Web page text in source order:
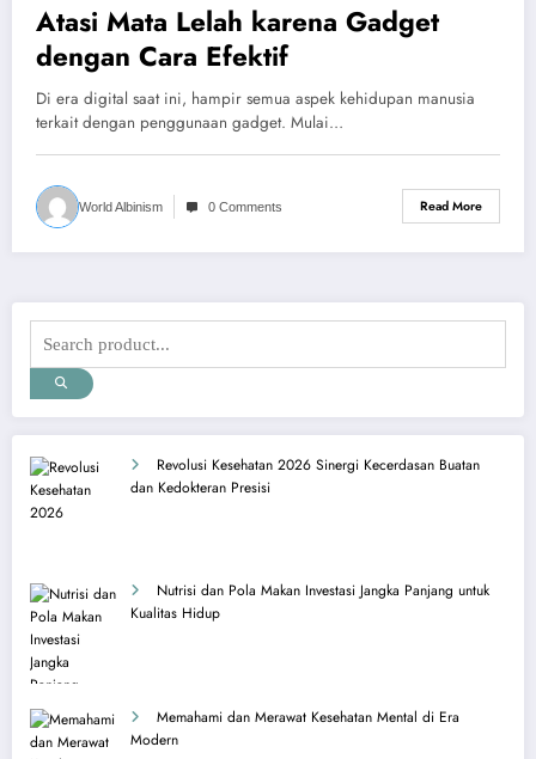
Atasi Mata Lelah karena Gadget
dengan Cara Efektif
Di era digital saat ini, hampir semua aspek kehidupan manusia
terkait dengan penggunaan gadget. Mulai…
World Albinism 0 Comments Read More
Revolusi Kesehatan 2026 Sinergi Kecerdasan Buatan
dan Kedokteran Presisi
Nutrisi dan Pola Makan Investasi Jangka Panjang untuk
Kualitas Hidup
Memahami dan Merawat Kesehatan Mental di Era
Modern